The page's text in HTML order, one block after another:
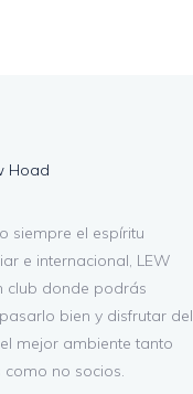
siempre el espíritu
e internacional, LEW
club donde podrás
bien y disfrutar del
mejor ambiente tanto
no socios.